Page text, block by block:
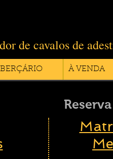
de cavalos de
BERÇÁRIO À VENDA